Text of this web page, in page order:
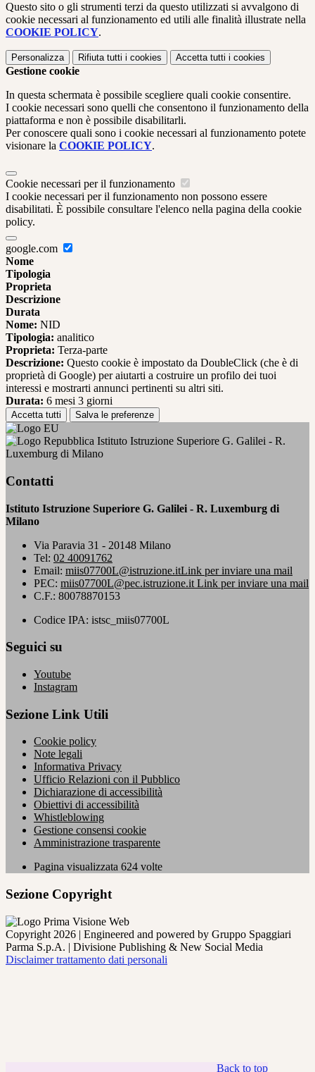
Questo sito o gli strumenti terzi da questo utilizzati si avvalgono di
cookie necessari al funzionamento ed utili alle finalità illustrate nella
COOKIE POLICY.
Personalizza Rifiuta tutti i cookies Accetta tutti i cookies
Gestione cookie
In questa schermata è possibile scegliere quali cookie consentire.
I cookie necessari sono quelli che consentono il funzionamento della
piattaforma e non è possibile disabilitarli.
Per conoscere quali sono i cookie necessari al funzionamento potete
visionare la COOKIE POLICY.
Cookie necessari per il funzionamento
I cookie necessari per il funzionamento non possono essere
disabilitati. È possibile consultare l'elenco nella pagina della cookie
policy.
google.com
Nome
Tipologia
Proprieta
Descrizione
Durata
Nome: NID
Tipologia: analitico
Proprieta: Terza-parte
Descrizione: Questo cookie è impostato da DoubleClick (che è di
proprietà di Google) per aiutarti a costruire un profilo dei tuoi
interessi e mostrarti annunci pertinenti su altri siti.
Durata: 6 mesi 3 giorni
Accetta tutti Salva le preferenze
Istituto Istruzione Superiore G. Galilei - R.
Luxemburg di Milano
Contatti
Istituto Istruzione Superiore G. Galilei - R. Luxemburg di
Milano
Via Paravia 31 - 20148 Milano
Tel: 02 40091762
Email: miis07700L@istruzione.itLink per inviare una mail
PEC: miis07700L@pec.istruzione.it Link per inviare una mail
C.F.: 80078870153
Codice IPA: istsc_miis07700L
Seguici su
Youtube
Instagram
Sezione Link Utili
Cookie policy
Note legali
Informativa Privacy
Ufficio Relazioni con il Pubblico
Dichiarazione di accessibilità
Obiettivi di accessibilità
Whistleblowing
Gestione consensi cookie
Amministrazione trasparente
Pagina visualizzata 624 volte
Sezione Copyright
Copyright 2026 | Engineered and powered by Gruppo Spaggiari
Parma S.p.A. | Divisione Publishing & New Social Media
Disclaimer trattamento dati personali
Back to top